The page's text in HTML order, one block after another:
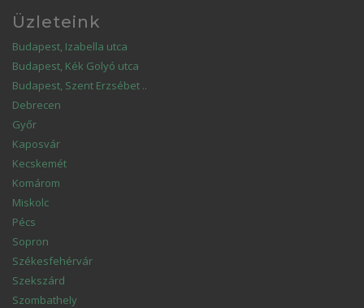
Üzleteink
Budapest, Izabella utca
Budapest, Kék Golyó utca
Budapest, Szent Erzsébet ..
Debrecen
Győr
Kaposvár
Kecskemét
Komárom
Miskolc
Pécs
Sopron
Székesfehérvár
Szekszárd
Szombathely